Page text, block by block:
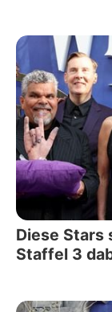
Diese Stars
Staffel 3